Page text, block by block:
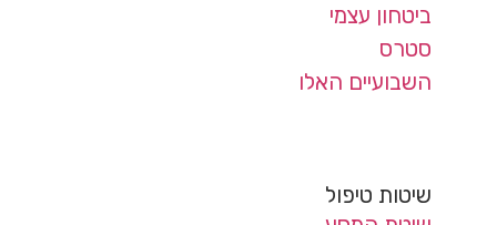
ביטחון עצמי
סטרס
השבועיים האלו
שיטות טיפול